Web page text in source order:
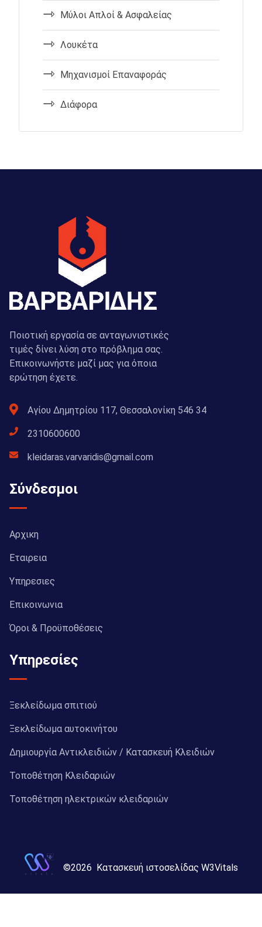
Μύλοι Απλοί & Ασφαλείας
Λουκέτα
Μηχανισμοί Επαναφοράς
Διάφορα
Ποιοτική εργασία σε ανταγωνιστικές
τιμές δίνει λύση στο πρόβλημα σας.
Επικοινωνήστε μαζί μας για όποια
ερώτηση έχετε.
Αγίου Δημητρίου 117, Θεσσαλονίκη 546 34
2310600600
kleidaras.varvaridis@gmail.com
Σύνδεσμοι
Αρχικη
Εταιρεια
Υπηρεσιες
Επικοινωνια
Όροι & Προϋποθέσεις
Υπηρεσίες
Ξεκλείδωμα σπιτιού
Ξεκλείδωμα αυτοκινήτου
Δημιουργία Αντικλειδιών / Κατασκευή Κλειδιών
Τοποθέτηση Κλειδαριών
Τοποθέτηση ηλεκτρικών κλειδαριών
©2026 Κατασκευή ιστοσελίδας W3Vitals